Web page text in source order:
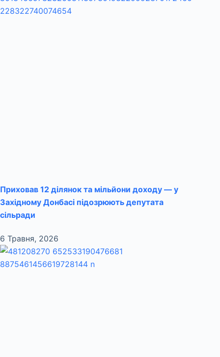
Приховав 12 ділянок та мільйони доходу — у
Західному Донбасі підозрюють депутата
сільради
6 Травня, 2026